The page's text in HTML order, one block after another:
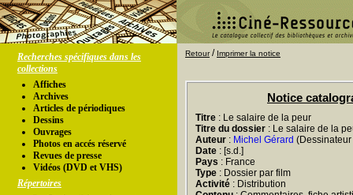
Recherches spécifiques dans les
collections
Affiches
Archives
Articles de périodiques
Dessins
Ouvrages
Photos en accés réservé
Revues de presse
Vidéos (DVD et VHS)
Répertoires
Retour/ Imprimer la notice
Notice
Titre : Le salaire de la peur
Titre du dossier : Le salaire de la
Auteur : Michel Gérard
Date : [s.d.]
Pays : France
Type : Dossier par film
Activité : Distribution